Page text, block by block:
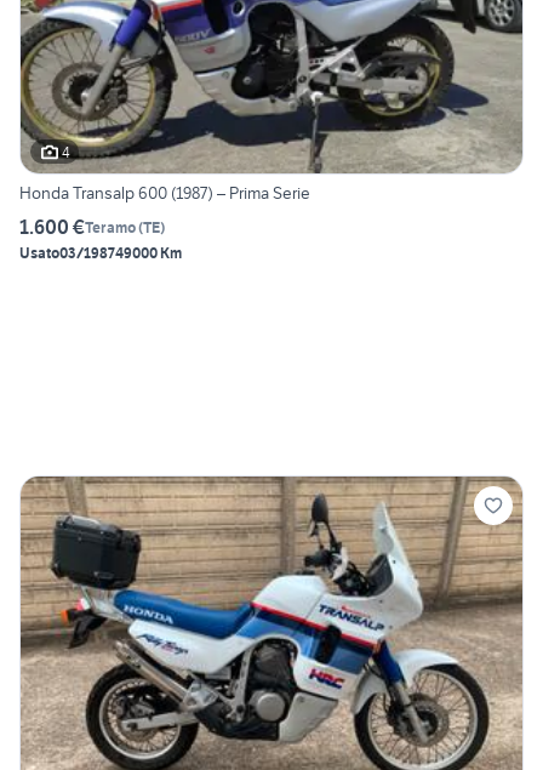
4
Honda Transalp 600 (1987) – Prima Serie
1.600 €Teramo(TE)
Usato03/198749000 Km